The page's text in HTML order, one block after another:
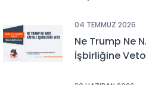
04 TEMMUZ 2026
Ne Trump Ne
İşbirliğine Veto